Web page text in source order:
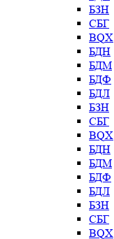
БЗН
СБГ
BQX
БДН
БДМ
БДФ
БДЛ
БЗН
СБГ
BQX
БДН
БДМ
БДФ
БДЛ
БЗН
СБГ
BQX